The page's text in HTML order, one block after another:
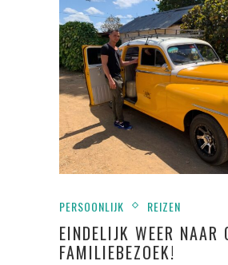
PERSOONLIJK REIZEN
EINDELIJK WEER NAAR
FAMILIEBEZOEK!